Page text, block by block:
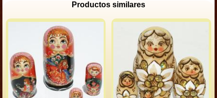
Productos similares